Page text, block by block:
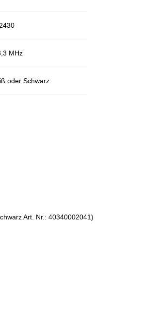
MHz
oder Schwarz
Art. Nr.: 40340002041)